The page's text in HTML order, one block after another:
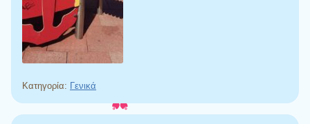
Κατηγορία: Γενικά